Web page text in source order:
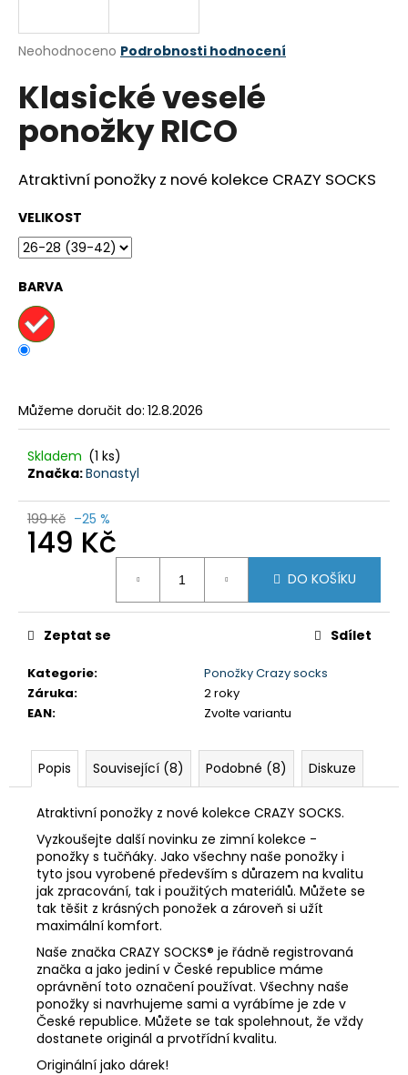
Průměrné
produktu
je
5
hvězdiček.
Neohodnoceno Podrobnosti hodnocení
Klasické veselé
ponožky RICO
Atraktivní ponožky z nové kolekce CRAZY SOCKS
VELIKOST
BARVA
Můžeme doručit do: 12.8.2026
Skladem (1 ks)
Značka:Bonastyl
199 Kč –25 %
149 Kč
DO KOŠÍKU
Kategorie:
Ponožky Crazy socks
Záruka:
2 roky
EAN: Zvolte variantu
Zeptat se Sdílet
Popis Související (8) Podobné (8) Diskuze
Atraktivní ponožky z nové kolekce CRAZY SOCKS.
Vyzkoušejte další novinku ze zimní kolekce -
ponožky s tučňáky. Jako všechny naše ponožky i
tyto jsou vyrobené především s důrazem na kvalitu
jak zpracování, tak i použitých materiálů. Můžete se
tak těšit z krásných ponožek a zároveň si užít
maximální komfort.
Naše značka CRAZY SOCKS® je řádně registrovaná
značka a jako jediní v České republice máme
oprávnění toto označení používat. Všechny naše
ponožky si navrhujeme sami a vyrábíme je zde v
České republice. Můžete se tak spolehnout, že vždy
dostanete originál a prvotřídní kvalitu.
Originální jako dárek!
j
t
?
D
o
p
o
č
u
e
e
GTS
600522
SMOKE
629
Kč
Původně: